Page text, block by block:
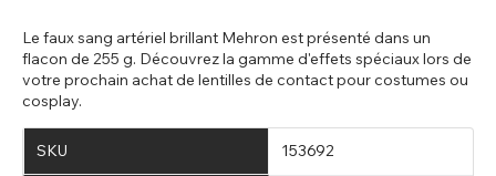
Le faux sang artériel brillant Mehron est présenté dans un
flacon de 255 g. Découvrez la gamme d'effets spéciaux lors de
votre prochain achat de lentilles de contact pour costumes ou
cosplay.
SKU 153692